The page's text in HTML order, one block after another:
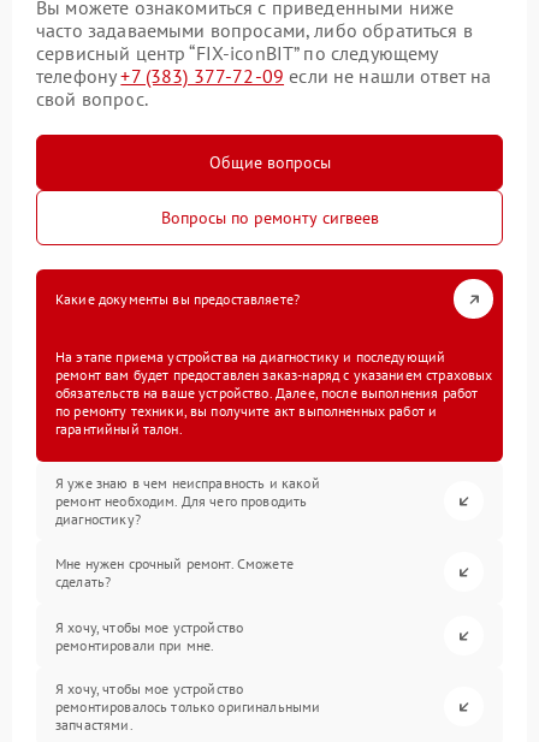
Вы можете ознакомиться с приведенными ниже
часто задаваемыми вопросами, либо обратиться в
сервисный центр “FIX-iconBIT” по следующему
телефону+7 (383) 377-72-09 если не нашли ответ на
свой вопрос.
Общие вопросы
Вопросы по ремонту сигвеев
Какие документы вы предоставляете?
На этапе приема устройства на диагностику и последующий
ремонт вам будет предоставлен заказ-наряд с указанием страховых
обязательств на ваше устройство. Далее, после выполнения работ
по ремонту техники, вы получите акт выполненных работ и
гарантийный талон.
Я уже знаю в чем неисправность и какой
ремонт необходим. Для чего проводить
диагностику?
Мне нужен срочный ремонт. Сможете
сделать?
Я хочу, чтобы мое устройство
ремонтировали при мне.
Я хочу, чтобы мое устройство
ремонтировалось только оригинальными
запчастями.